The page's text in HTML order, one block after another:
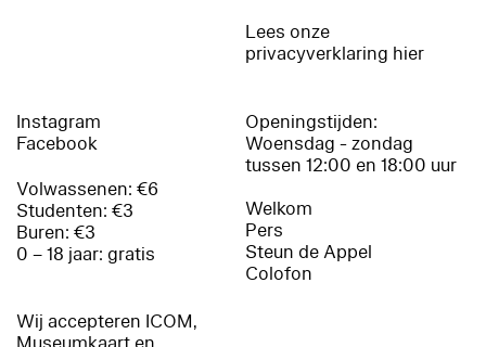
Lees onze
privacyverklaring hier
Instagram
Facebook
Volwassenen: €6
Studenten: €3
Buren: €3
0 – 18 jaar: gratis
Wij accepteren ICOM,
Openingstijden:
Woensdag - zondag
tussen 12:00 en 18:00 uur
Welkom
Pers
Steun de Appel
Colofon